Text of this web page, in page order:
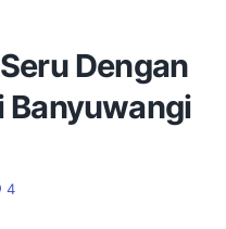
Dengan
Banyuwangi
4